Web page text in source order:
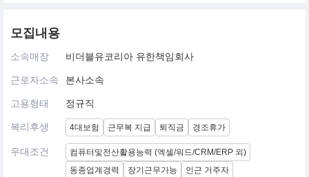
모집내용
소속매장 비더블유코리아 유한책임회사
근로자소속 본사소속
고용형태 정규직
복리후생 4대보험 근무복 지급 퇴직금 경조휴가
우대조건
컴퓨터및전산활용능력 (엑셀/워드/CRM/ERP 외)
동종업계경력
장기근무가능
인근 거주자